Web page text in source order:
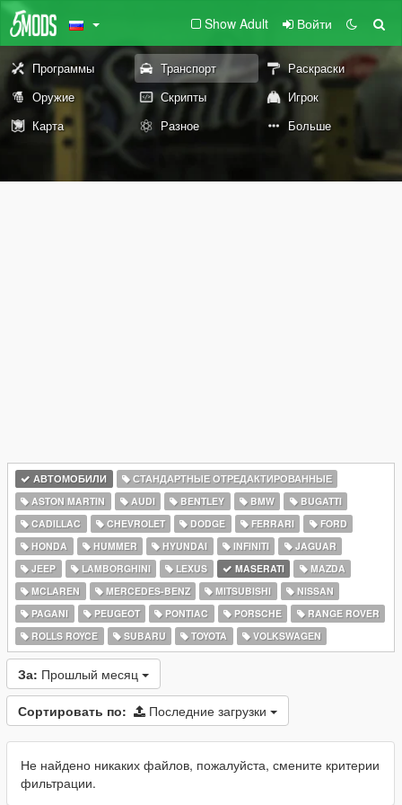
Show Adult Войти
Программы Транспорт
Раскраски
Оружие
Скрипты
Игрок
Карта
Разное Больше
АВТОМОБИЛИ
СТАНДАРТНЫЕ ОТРЕДАКТИРОВАННЫЕ
ASTON MARTIN
AUDI BENTLEY BMW
BUGATTI
CADILLAC
CHEVROLET DODGE FERRARI
FORD
HONDA
HUMMER HYUNDAI INFINITI
JAGUAR
JEEP
LAMBORGHINI LEXUS MASERATI
MAZDA
MCLAREN
MERCEDES-BENZ MITSUBISHI
NISSAN
PAGANI
PEUGEOT PONTIAC PORSCHE
RANGE ROVER
ROLLS ROYCE
SUBARU TOYOTA VOLKSWAGEN
За: Прошлый месяц
Сортировать по: Последние загрузки
Не найдено никаких файлов, пожалуйста, смените критерии
фильтрации.